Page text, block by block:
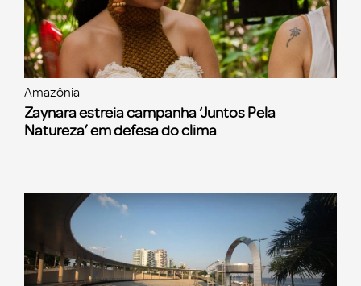
Amazônia
Zaynara estreia campanha ‘Juntos Pela
Natureza’ em defesa do clima